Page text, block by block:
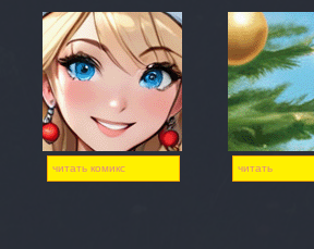
читать комикс читать